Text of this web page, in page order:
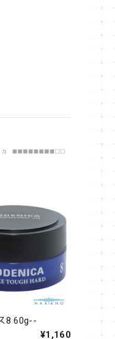
8 60g--
¥1,160